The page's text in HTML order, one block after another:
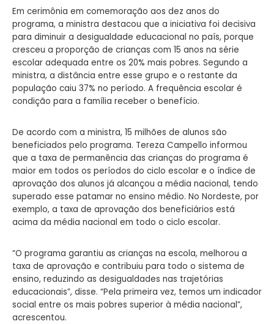
Em cerimônia em comemoração aos dez anos do
programa, a ministra destacou que a iniciativa foi decisiva
para diminuir a desigualdade educacional no país, porque
cresceu a proporção de crianças com 15 anos na série
escolar adequada entre os 20% mais pobres. Segundo a
ministra, a distância entre esse grupo e o restante da
população caiu 37% no período. A frequência escolar é
condição para a família receber o benefício.
De acordo com a ministra, 15 milhões de alunos são
beneficiados pelo programa. Tereza Campello informou
que a taxa de permanência das crianças do programa é
maior em todos os períodos do ciclo escolar e o índice de
aprovação dos alunos já alcançou a média nacional, tendo
superado esse patamar no ensino médio. No Nordeste, por
exemplo, a taxa de aprovação dos beneficiários está
acima da média nacional em todo o ciclo escolar.
“O programa garantiu as crianças na escola, melhorou a
taxa de aprovação e contribuiu para todo o sistema de
ensino, reduzindo as desigualdades nas trajetórias
educacionais”, disse. “Pela primeira vez, temos um indicador
social entre os mais pobres superior à média nacional”,
acrescentou.